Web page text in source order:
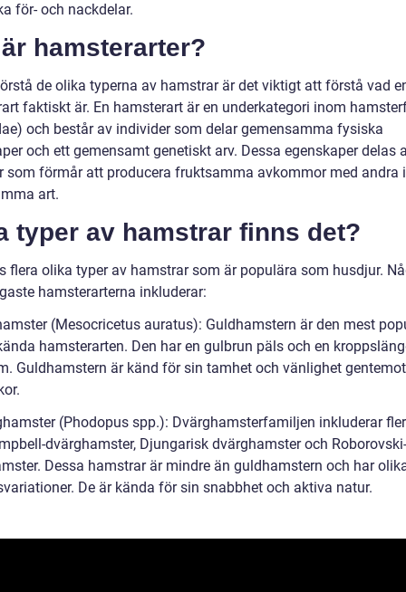
för- och nackdelar.
hamsterarter?
de olika typerna av hamstrar är det viktigt att förstå vad
faktiskt är. En hamsterart är en underkategori inom
och består av individer som delar gemensamma fysiska
och ett gemensamt genetiskt arv. Dessa egenskaper delas
som förmår att producera fruktsamma avkommor med andra
art.
typer av hamstrar finns det?
flera olika typer av hamstrar som är populära som husdjur.
hamsterarterna inkluderar:
(Mesocricetus auratus): Guldhamstern är den mest
hamsterarten. Den har en gulbrun päls och en
Guldhamstern är känd för sin tamhet och vänlighet gentemot
(Phodopus spp.): Dvärghamsterfamiljen inkluderar
dvärghamster, Djungarisk dvärghamster och Roborovski-
Dessa hamstrar är mindre än guldhamstern och har
De är kända för sin snabbhet och aktiva natur.